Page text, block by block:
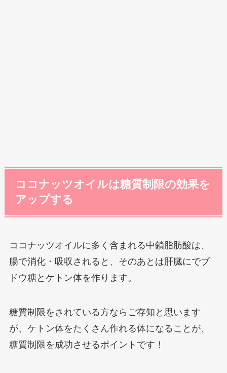
ココナッツオイルは糖質制限の効果を
アップする
ココナッツオイルに多く含まれる中鎖脂肪酸は、
腸で消化・吸収されると、そのあとは肝臓にでブ
ドウ糖とケトン体を作ります。
糖質制限をされている方ならご存知と思います
が、ケトン体をたくさん作れる体になることが、
糖質制限を成功させるポイントです！